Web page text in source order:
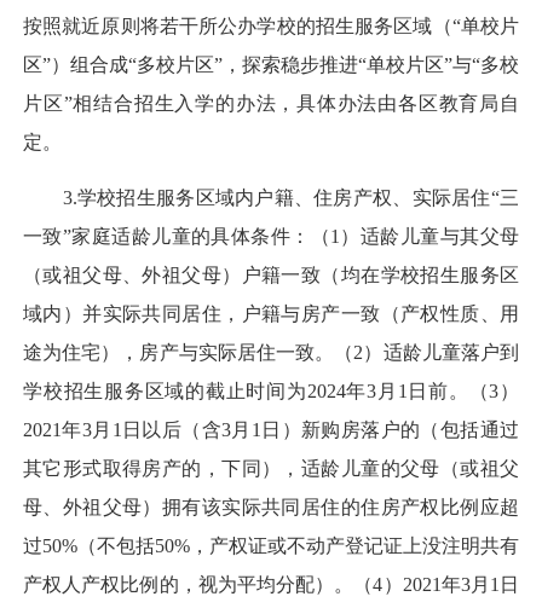
按照就近原则将若干所公办学校的招生服务区域（“单校片
区”）组合成“多校片区”，探索稳步推进“单校片区”与“多校
片区”相结合招生入学的办法，具体办法由各区教育局自
定。
3.学校招生服务区域内户籍、住房产权、实际居住“三
一致”家庭适龄儿童的具体条件：（1）适龄儿童与其父母
（或祖父母、外祖父母）户籍一致（均在学校招生服务区
域内）并实际共同居住，户籍与房产一致（产权性质、用
途为住宅），房产与实际居住一致。（2）适龄儿童落户到
学校招生服务区域的截止时间为2024年3月1日前。（3）
2021年3月1日以后（含3月1日）新购房落户的（包括通过
其它形式取得房产的，下同），适龄儿童的父母（或祖父
母、外祖父母）拥有该实际共同居住的住房产权比例应超
过50%（不包括50%，产权证或不动产登记证上没注明共有
产权人产权比例的，视为平均分配）。（4）2021年3月1日